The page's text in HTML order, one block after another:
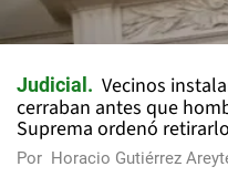
Judicial
Vecinos
cerraban antes que
Suprema ordenó
Por Horacio Gutiérrez